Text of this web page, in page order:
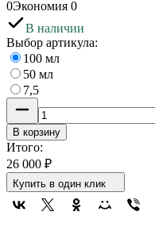
0Экономия 0
В наличии
Выбор артикула:
100 мл
50 мл
7,5
В корзину
Итого:
26 000 ₽
Купить в один клик